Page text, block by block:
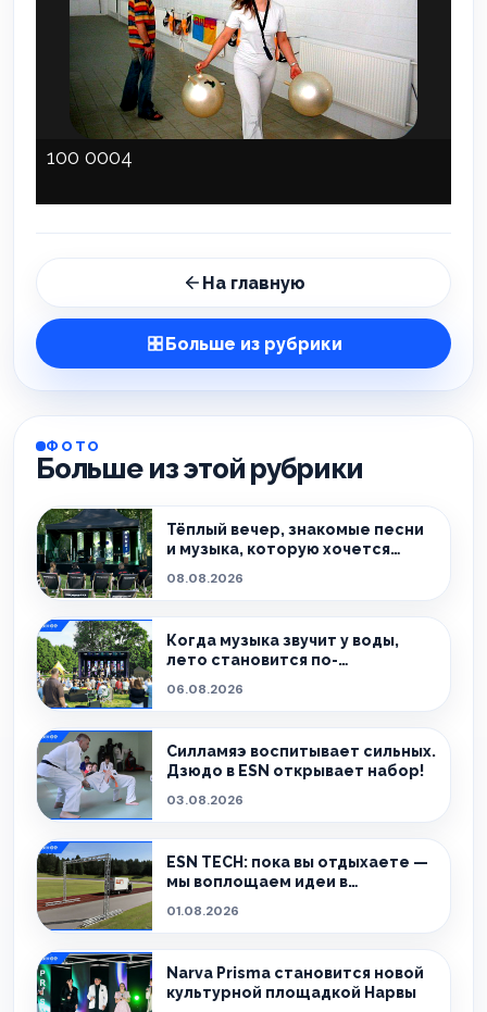
100 0004
На главную
Больше из рубрики
ФОТО
Больше из этой рубрики
Тёплый вечер, знакомые песни
и музыка, которую хочется
08.08.2026
Когда музыка звучит у воды,
лето становится по-
06.08.2026
Силламяэ воспитывает сильных.
Дзюдо в ESN открывает набор!
03.08.2026
ESN TECH: пока вы отдыхаете —
мы воплощаем идеи в
01.08.2026
Narva Prisma становится новой
культурной площадкой Нарвы